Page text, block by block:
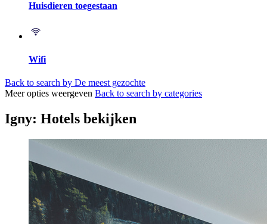
Huisdieren toegestaan
Wifi
Back to search by De meest gezochte
Meer opties weergeven Back to search by categories
Igny: Hotels bekijken